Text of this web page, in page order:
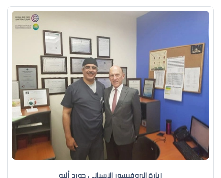
زيارة البروفيسور الاسباني جورج أليو